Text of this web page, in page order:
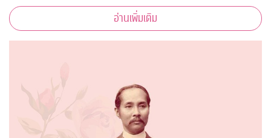
รับความร่วมมือจากคณาจารย์ ผู้ทรงคุณวุฒิ จากคณะต่างๆ ที่มาให้
ความรู้ ตามหลักวิชาการอีกด้วยอ่านเพิ่มเติม